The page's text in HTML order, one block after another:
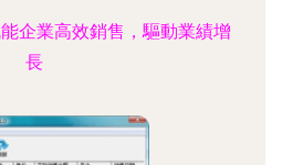
企業高效銷售，驅動業績增
長